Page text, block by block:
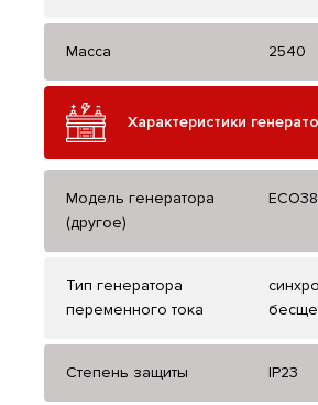
Масса 2540
Характеристики
Модель генератора
(другое)
Тип генератора
переменного тока
Степень защиты IP23